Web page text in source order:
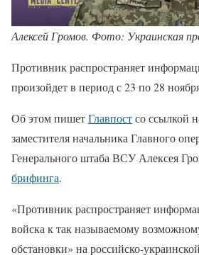
Алексей Громов. Фото: Украинская
Противник распространяет
произойдет в период с 23 по 28
Об этом пишетГлавпостсо ссылкой
заместителя начальника Главного
Генерального штаба ВСУ Алексея
брифинга.
«Противник распространяет
войска к так называемому
обстановки» на российско-